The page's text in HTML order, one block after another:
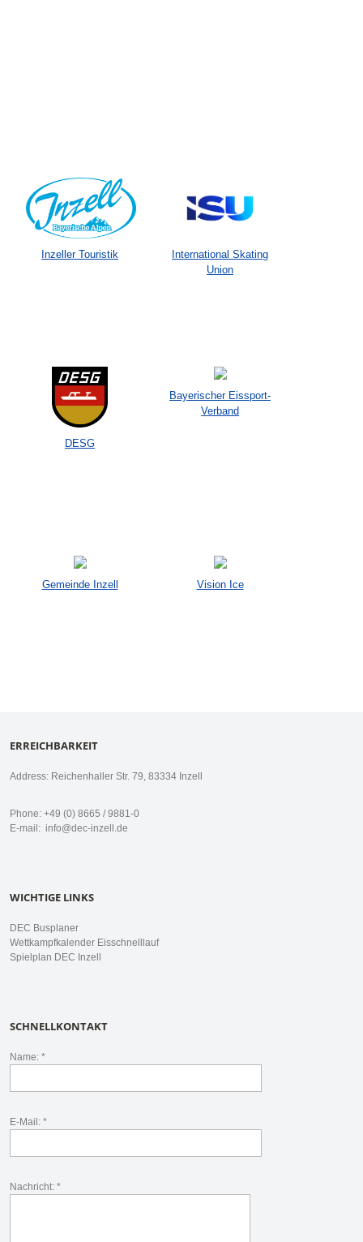
Inzeller Touristik
International Skating
Union
DESG
Bayerischer Eissport-
Verband
Gemeinde Inzell Vision Ice
ERREICHBARKEIT
Address: Reichenhaller Str. 79, 83334 Inzell
Phone: +49 (0) 8665 / 9881-0
E-mail: info@dec-inzell.de
WICHTIGE LINKS
DEC Busplaner
Wettkampfkalender Eisschnelllauf
Spielplan DEC Inzell
SCHNELLKONTAKT
Name: *
E-Mail: *
Nachricht: *